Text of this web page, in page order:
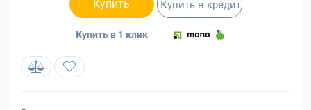
Купить
Купить в 1 клик
Купить в кредит